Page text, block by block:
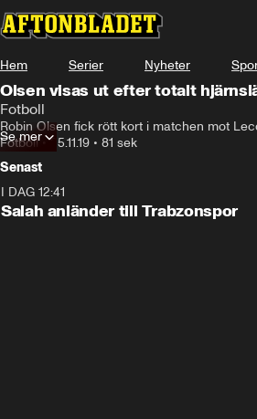
Hem Serier Nyheter
Olsen visas ut efter totalt
Fotboll
Robin Olsen fick rött kort i matchen mot
Fotboll•25.11.19 • 81 sek
Se mer
Senast
I DAG 12:41
Salah anländer till Trabzonspor